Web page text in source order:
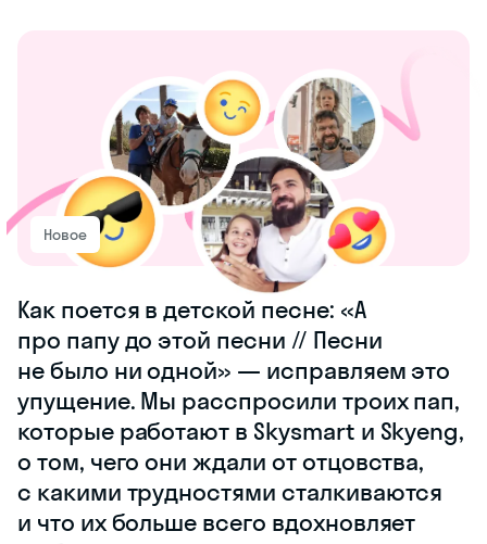
Новое
Как поется в детской песне: «А
про папу до этой песни // Песни
не было ни одной‎» — исправляем это
упущение. Мы расспросили троих пап,
которые работают в Skysmart и Skyeng,
о том, чего они ждали от отцовства,
с какими трудностями сталкиваются
и что их больше всего вдохновляет